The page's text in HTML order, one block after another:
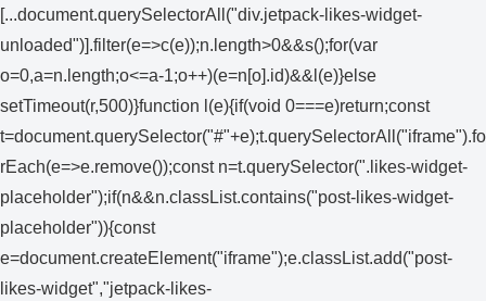
[...document.querySelectorAll("div.jetpack-likes-widget-
unloaded")].filter(e=>c(e));n.length>0&&s();for(var
o=0,a=n.length;o<=a-1;o++)(e=n[o].id)&&l(e)}else
setTimeout(r,500)}function l(e){if(void 0===e)return;const
t=document.querySelector("#"+e);t.querySelectorAll("iframe").fo
rEach(e=>e.remove());const n=t.querySelector(".likes-widget-
placeholder");if(n&&n.classList.contains("post-likes-widget-
placeholder")){const
e=document.createElement("iframe");e.classList.add("post-
likes-widget","jetpack-likes-